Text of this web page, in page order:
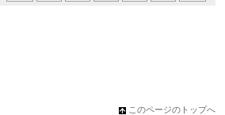
このページのトップへ